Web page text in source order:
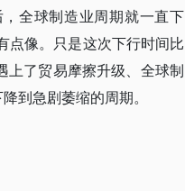
全球制造业周期就一直下
点像。只是这次下行时间比
上了贸易摩擦升级、全球制
到急剧萎缩的周期。